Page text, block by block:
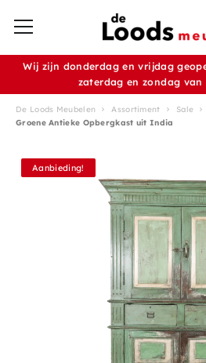
Wij zijn donderdag en vrijdag
zaterdag en zondag van
De Loods Meubelen Assortiment
Sale
Groene Antieke Opbergkast uit India
Aanbieding!